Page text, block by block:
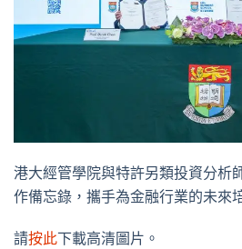
港大經管學院與特許另類投資分析
作備忘錄，攜手為金融行業的未來
請按此下載高清圖片。